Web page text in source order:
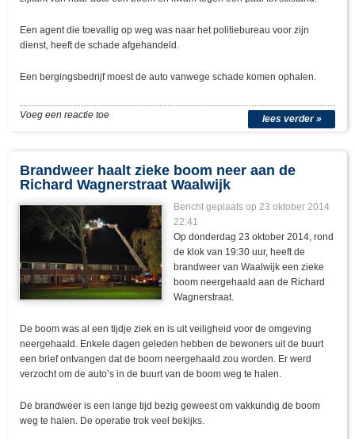
Een agent die toevallig op weg was naar het politiebureau voor zijn
dienst, heeft de schade afgehandeld.
Een bergingsbedrijf moest de auto vanwege schade komen ophalen.
lees verder »
Voeg een reactie toe
Brandweer haalt zieke boom neer aan de
Richard Wagnerstraat Waalwijk
Bericht geplaats op 23 oktober 2014
22:41
Op donderdag 23 oktober 2014, rond
de klok van 19:30 uur, heeft de
brandweer van Waalwijk een zieke
boom neergehaald aan de Richard
Wagnerstraat.
De boom was al een tijdje ziek en is uit veiligheid voor de omgeving
neergehaald. Enkele dagen geleden hebben de bewoners uit de buurt
een brief ontvangen dat de boom neergehaald zou worden. Er werd
verzocht om de auto’s in de buurt van de boom weg te halen.
De brandweer is een lange tijd bezig geweest om vakkundig de boom
weg te halen. De operatie trok veel bekijks.